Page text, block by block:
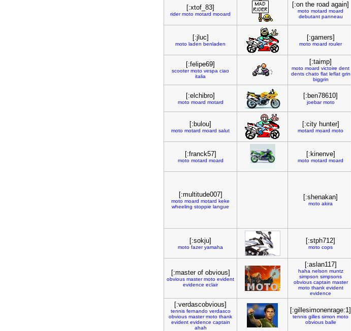
[:xtof_83]
rider moto motard mooard
[:on the road again]
moto motard moard
debutant panneau
[:jluc]
moto laden benladen
[:gamers]
moto moard rouler
[:felipe69]
scooter moto vespa ciao
italia
[:taimp]
moto moard victoire dent
dents chato flat leflat grin
biggrin
[:elchibro]
moto moard motard
[:ben78610]
joebar moto
[:bulou]
moto motard moard salut
[:city hunter]
motard moard moto
[:franck57]
moto motard moard
[:kinenve]
moto motard moard
[:multitude007]
moto moard motard keke
wheeling stoppie langue
[:shenakan]
moto akira
[:sokju]
moto fazer yamaha
[:stph712]
moto cops
[:master of obvious]
obvious master moto evident
evidence eclair
[:aslan117]
haha nelson muntz
simpson simpsons
obvious captain master
moto thank evident
evidence
[:verdascobvious]
tennis fernando verdasco
obvious master moto thank
evident evidence captain
ahah
[:gillesimonenrage:1]
tennis gilles simon moto
obvious balle